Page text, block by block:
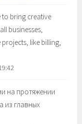
to bring creative
businesses,
like billing,
на протяжении
из главных